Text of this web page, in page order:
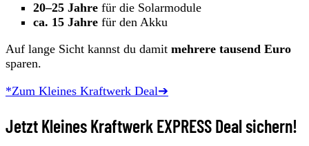
20–25 Jahre für die Solarmodule
ca. 15 Jahre für den Akku
Auf lange Sicht kannst du damit mehrere tausend Euro
sparen.
*Zum Kleines Kraftwerk Deal➔
Jetzt Kleines Kraftwerk EXPRESS Deal sichern!